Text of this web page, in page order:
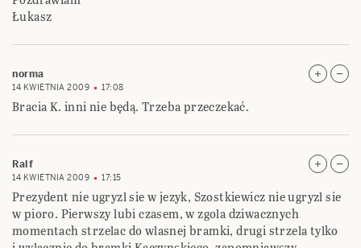
Łukasz
norma
14 KWIETNIA 2009 17:08
Bracia K. inni nie będą. Trzeba przeczekać.
Ralf
14 KWIETNIA 2009 17:15
Prezydent nie ugryzl sie w jezyk, Szostkiewicz nie ugryzl sie
w pioro. Pierwszy lubi czasem, w zgola dziwacznych
momentach strzelac do wlasnej bramki, drugi strzela tylko